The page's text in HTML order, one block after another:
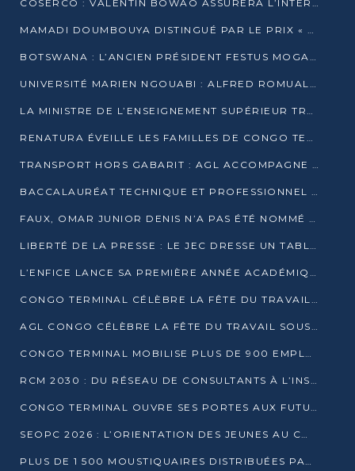
COSERCO : VALENTIN BOWAO ASSURERA L’INTÉRIM À LA TÊTE DU BUREAU EXÉCUTIF NATIONAL
MAMADI DOUMBOUYA DISTINGUÉ PAR LE PRIX « SUPER GRAND BÂTISSEUR BABACAR N’DIAYE »
BOTSWANA : L’ANCIEN PRÉSIDENT FESTUS MOGAE EST MORT À 86 ANS
UNIVERSITÉ MARIEN NGOUABI : ALFRED ROMUALD NGUYA POATY SOUTIENT UNE THÈSE SUR LE PARADOXE DE LA CROISSANCE EN ZONE CEMAC
LA MINISTRE DE L’ENSEIGNEMENT SUPÉRIEUR TRACE SA FEUILLE DE ROUTE
RENATURA ÉVEILLE LES FAMILLES DE CONGO TERMINAL À LA PROTECTION DE L’ENVIRONNEMENT
TRANSPORT HORS GABARIT : AGL ACCOMPAGNE LE DÉVELOPPEMENT DU SECTEUR BRASSICOLE AU CONGO
BACCALAURÉAT TECHNIQUE ET PROFESSIONNEL : 16 352 CANDIDATS LANCÉS DANS LES ÉPREUVES D’EPS
FAUX, OMAR JUNIOR DENIS N’A PAS ÉTÉ NOMMÉ AIDE DE CAMP ADJOINT DE DENIS SASSOU NGUESSO
LIBERTÉ DE LA PRESSE : LE JEC DRESSE UN TABLEAU PRÉOCCUPANT AU CONGO
L’ENFICE LANCE SA PREMIÈRE ANNÉE ACADÉMIQUE AVEC 100 FUTURS ENSEIGNANTS
CONGO TERMINAL CÉLÈBRE LA FÊTE DU TRAVAIL AVEC SES COLLABORATEURS À POINTE-NOIRE
AGL CONGO CÉLÈBRE LA FÊTE DU TRAVAIL SOUS LE SIGNE DE LA COHÉSION
CONGO TERMINAL MOBILISE PLUS DE 900 EMPLOYÉS AUTOUR DE LA SÉCURITÉ AU TRAVAIL
RCM 2030 : DU RÉSEAU DE CONSULTANTS À L’INSTRUMENT DE PUISSANCE EN AFRIQUE FRANCOPHONE
CONGO TERMINAL OUVRE SES PORTES AUX FUTURS INGÉNIEURS AU FORUM DES MÉTIERS D’UCAC-ICAM
SEOPC 2026 : L’ORIENTATION DES JEUNES AU CŒUR DE LA DEUXIÈME ÉDITION
PLUS DE 1 500 MOUSTIQUAIRES DISTRIBUÉES PAR AGL ET CONGO TERMINAL DANS LA LUTTE CONTRE LE PALUDISME